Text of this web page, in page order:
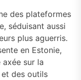
des plateformes
séduisant aussi
plus aguerris.
en Estonie,
sur la
des outils